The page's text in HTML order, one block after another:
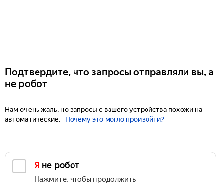
Подтвердите, что запросы отправляли вы, а
не робот
Нам очень жаль, но запросы с вашего устройства похожи на
автоматические.
Почему это могло произойти?
Я не робот
Нажмите, чтобы продолжить